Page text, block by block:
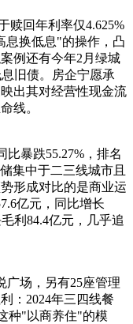
赎回年利率仅4.625%
息换低息"的操作，凸
例还有今年2月绿城
旧债。房企宁愿承
出其对经营性现金流
线。
比暴跌55.27%，排名
集中于二三线城市且
形成对比的是商业运
亿元，同比增长
利84.4亿元，几乎追
广场，另有25座管理
：2024年三四线餐
种"以商养住"的模